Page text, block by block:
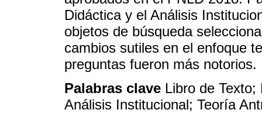
Didáctica y el Análisis
objetos de búsqueda
cambios sutiles en el enfoque
preguntas fueron más notorios.
Palabras clave Libro de
Análisis Institucional; Teoría